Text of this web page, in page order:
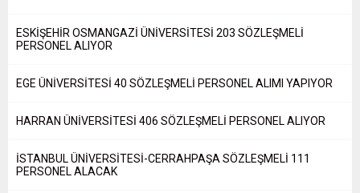
ESKİŞEHİR OSMANGAZİ ÜNİVERSİTESİ 203 SÖZLEŞMELİ
PERSONEL ALIYOR
EGE ÜNİVERSİTESİ 40 SÖZLEŞMELİ PERSONEL ALIMI YAPIYOR
HARRAN ÜNİVERSİTESİ 406 SÖZLEŞMELİ PERSONEL ALIYOR
İSTANBUL ÜNİVERSİTESİ-CERRAHPAŞA SÖZLEŞMELİ 111
PERSONEL ALACAK